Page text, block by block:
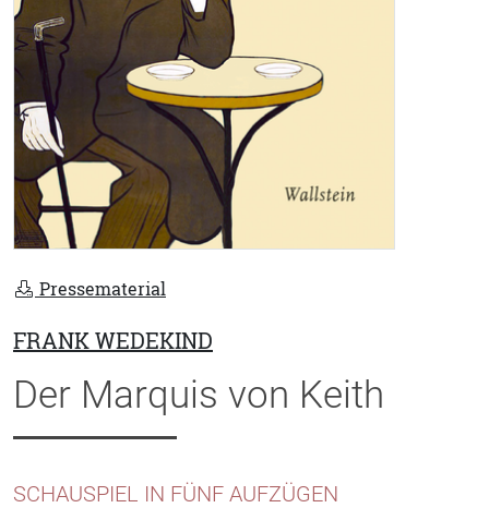
Pressematerial
FRANK WEDEKIND
Der Marquis von Keith
SCHAUSPIEL IN FÜNF AUFZÜGEN